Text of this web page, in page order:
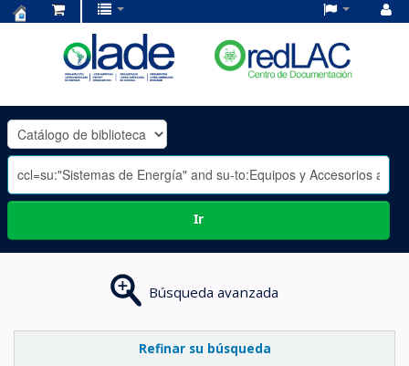
OLADE
-
Ir
Búsqueda avanzada
Refinar su búsqueda